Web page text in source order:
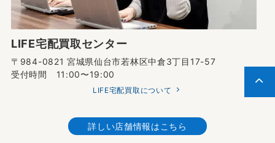
LIFE宅配買取センター
〒984-0821 宮城県仙台市若林区中倉3丁目17-57
受付時間 11:00〜19:00
LIFE宅配買取について
詳しい店舗情報はこちら